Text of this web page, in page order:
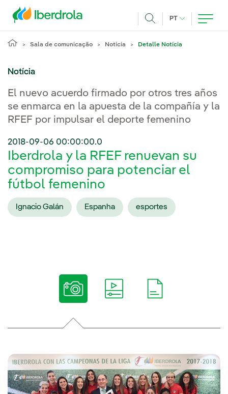
PT IDIOMA ATUAL,
Sala de comunicação Notícia Detalle Notícia
Notícia
El nuevo acuerdo firmado por otros tres años
se enmarca en la apuesta de la compañía y la
RFEF por impulsar el deporte femenino
2018-09-06 00:00:00.0
Iberdrola y la RFEF renuevan su
compromiso para potenciar el
fútbol femenino
Ignacio Galán Espanha esportes